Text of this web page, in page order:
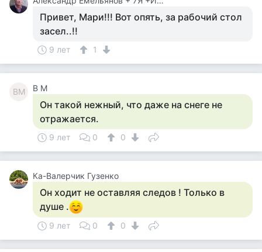
Привет, Мари!!! Вот опять, за рабочий стол
засел..!!
9 лет 1
ВМ В М
Он такой нежный, что даже на снеге не
отражается.
9 лет 0 0
Ка-Валерчик Гузенко
Он ходит не оставляя следов ! Только в
душе .
9 лет 0 0